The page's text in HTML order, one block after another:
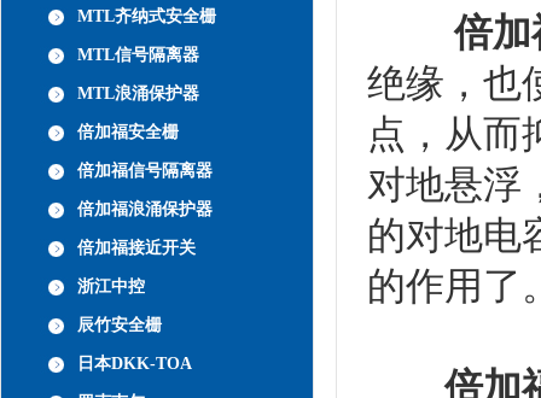
MTL齐纳式安全栅
MTL信号隔离器
MTL浪涌保护器
倍加福安全栅
倍加福信号隔离器
倍加福浪涌保护器
倍加福接近开关
浙江中控
辰竹安全栅
日本DKK-TOA
倍加
绝缘，也
点，从而
对地悬浮
的对地电
的作用了
倍加